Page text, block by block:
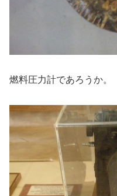
燃料圧力計であろうか。